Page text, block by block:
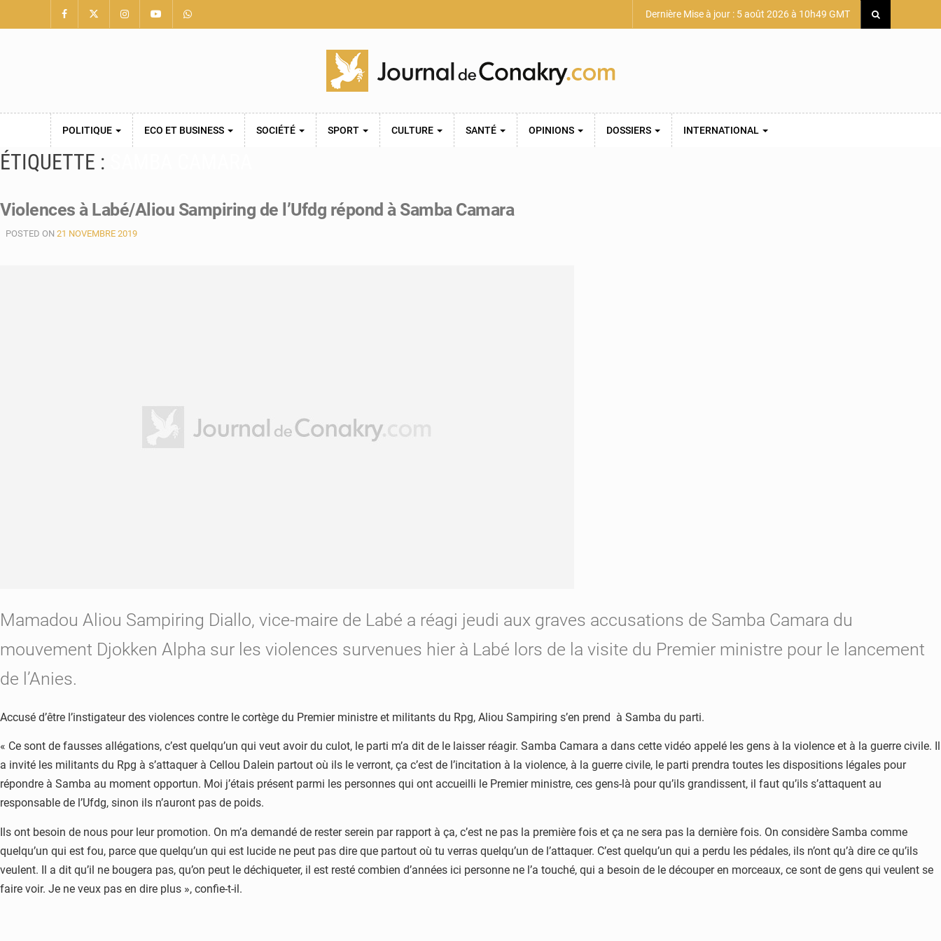
Dernière Mise à jour : 5 août 2026 à 10h49 GMT
POLITIQUE ECO ET BUSINESS SOCIÉTÉ SPORT CULTURE SANTÉ OPINIONS DOSSIERS INTERNATIONAL
ÉTIQUETTE :
Violences à Labé/Aliou Sampiring de l’Ufdg répond à Samba Camara
POSTED ON 21 NOVEMBRE 2019
Mamadou Aliou Sampiring Diallo, vice-maire de Labé a réagi jeudi aux graves accusations de Samba Camara du
mouvement Djokken Alpha sur les violences survenues hier à Labé lors de la visite du Premier ministre pour le lancement
de l’Anies.
Accusé d’être l’instigateur des violences contre le cortège du Premier ministre et militants du Rpg, Aliou Sampiring s’en prend à Samba du parti.
« Ce sont de fausses allégations, c’est quelqu’un qui veut avoir du culot, le parti m’a dit de le laisser réagir. Samba Camara a dans cette vidéo appelé les gens à la violence et à la guerre civile. Il
a invité les militants du Rpg à s’attaquer à Cellou Dalein partout où ils le verront, ça c’est de l’incitation à la violence, à la guerre civile, le parti prendra toutes les dispositions légales pour
répondre à Samba au moment opportun. Moi j’étais présent parmi les personnes qui ont accueilli le Premier ministre, ces gens-là pour qu’ils grandissent, il faut qu’ils s’attaquent au
responsable de l’Ufdg, sinon ils n’auront pas de poids.
Ils ont besoin de nous pour leur promotion. On m’a demandé de rester serein par rapport à ça, c’est ne pas la première fois et ça ne sera pas la dernière fois. On considère Samba comme
quelqu’un qui est fou, parce que quelqu’un qui est lucide ne peut pas dire que partout où tu verras quelqu’un de l’attaquer. C’est quelqu’un qui a perdu les pédales, ils n’ont qu’à dire ce qu’ils
veulent. Il a dit qu’il ne bougera pas, qu’on peut le déchiqueter, il est resté combien d’années ici personne ne l’a touché, qui a besoin de le découper en morceaux, ce sont de gens qui veulent se
faire voir. Je ne veux pas en dire plus », confie-t-il.